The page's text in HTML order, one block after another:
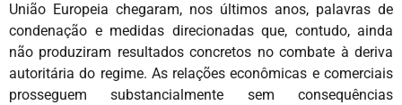
União Europeia chegaram, nos últimos anos, palavras de
condenação e medidas direcionadas que, contudo, ainda
não produziram resultados concretos no combate à deriva
autoritária do regime. As relações econômicas e comerciais
prosseguem substancialmente sem consequências